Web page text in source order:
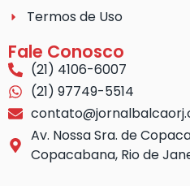
Termos de Uso
Fale Conosco
(21) 4106-6007
(21) 97749-5514
Av. Nossa Sra. de
Copacabana, Rio de